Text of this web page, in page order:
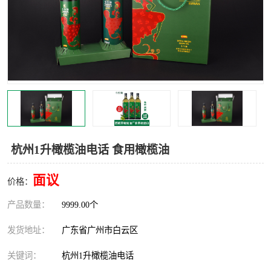
杭州1升橄榄油电话 食用橄榄油
价格： 面议
产品数量： 9999.00个
发货地址： 广东省广州市白云区
关键词： 杭州1升橄榄油电话